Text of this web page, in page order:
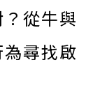
從牛與
尋找啟